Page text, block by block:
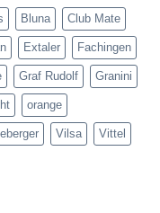
Bluna Club Mate
Extaler Fachingen
Graf Rudolf Granini
orange
Vilsa Vittel